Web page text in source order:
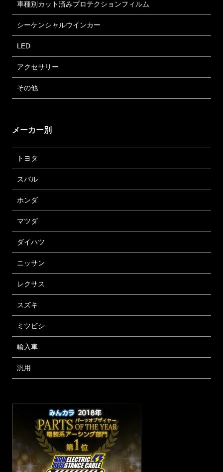
車種別カット済みプロテクションフィルム
シーケンシャルウインカー
LED
アクセサリー
その他
メーカー別
トヨタ
スバル
ホンダ
マツダ
ダイハツ
ニッサン
レクサス
スズキ
ミツビシ
輸入車
汎用